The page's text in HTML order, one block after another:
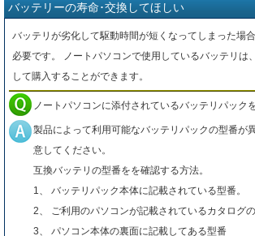
バッテリーの寿命･交換してほしい
バッテリが劣化して駆動時間が短くなってしまった場
必要です。 ノートパソコンで使用しているバッテリは
して購入することができます。
ノートパソコンに添付されているバッテリパック
製品によって利用可能なバッテリパックの型番が
意してください。
互換バッテリの型番をを確認する方法。
1、 バッテリパック本体に記載されている型番。
2、 ご利用のパソコンが記載されているカタログ
3、 パソコン本体の裏面に記載してある型番